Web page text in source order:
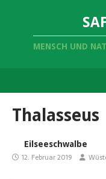
MENSCH UND
Thalasseus
Eilseeschwalbe
12. Februar 2019